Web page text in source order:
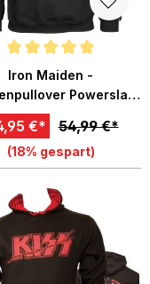
Bewertung
Iron Maiden -
Powerslave
- schwarz
€* 54,99 €*
(18% gespart)